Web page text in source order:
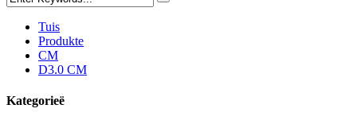
Tuis
Produkte
CM
D3.0 CM
Kategorieë